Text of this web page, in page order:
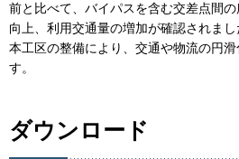
前と比べて、バイパスを含む交差点間
向上、利用交通量の増加が確認されまし
本工区の整備により、交通や物流の円
す。
ダウンロード